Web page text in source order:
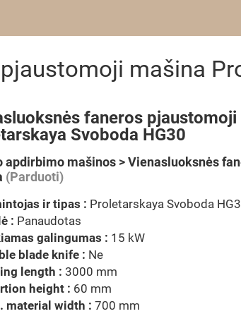
mašina
faneros pjaustomoji
Svoboda HG30
apdirbimo mašinos > Vienasluoksnės
(Parduoti)
ir tipas : Proletarskaya Svoboda
: Panaudotas
galingumas : 15 kW
blade knife : Ne
length : 3000 mm
height : 60 mm
material width : 700 mm